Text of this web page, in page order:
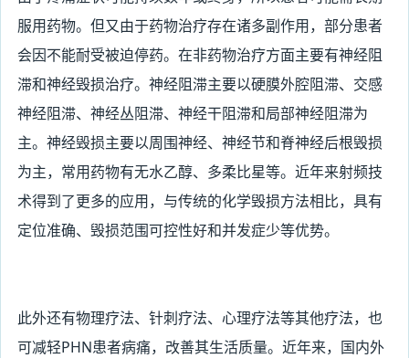
服用药物。但又由于药物治疗存在诸多副作用，部分患者
会因不能耐受被迫停药。在非药物治疗方面主要有神经阻
滞和神经毁损治疗。神经阻滞主要以硬膜外腔阻滞、交感
神经阻滞、神经丛阻滞、神经干阻滞和局部神经阻滞为
主。神经毁损主要以周围神经、神经节和脊神经后根毁损
为主，常用药物有无水乙醇、多柔比星等。近年来射频技
术得到了更多的应用，与传统的化学毁损方法相比，具有
定位准确、毁损范围可控性好和并发症少等优势。
此外还有物理疗法、针刺疗法、心理疗法等其他疗法，也
可减轻PHN患者病痛，改善其生活质量。近年来，国内外